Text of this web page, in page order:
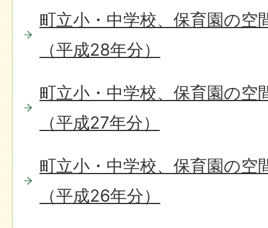
町立小・中学校、保育園の空
（平成28年分）
町立小・中学校、保育園の空
（平成27年分）
町立小・中学校、保育園の空
（平成26年分）